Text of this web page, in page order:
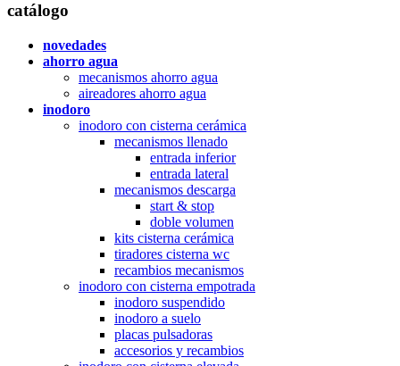
catálogo
novedades
ahorro agua
mecanismos ahorro agua
aireadores ahorro agua
inodoro
inodoro con cisterna cerámica
mecanismos llenado
entrada inferior
entrada lateral
mecanismos descarga
start & stop
doble volumen
kits cisterna cerámica
tiradores cisterna wc
recambios mecanismos
inodoro con cisterna empotrada
inodoro suspendido
inodoro a suelo
placas pulsadoras
accesorios y recambios